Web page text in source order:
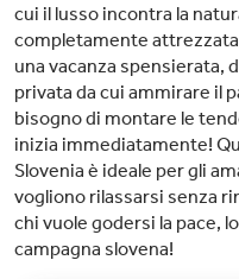
cui il lusso incontra la
completamente
una vacanza spensierata,
privata da cui ammirare il
bisogno di montare le
inizia immediatamente!
Slovenia è ideale per gli
vogliono rilassarsi senza
chi vuole godersi la pace,
campagna slovena!